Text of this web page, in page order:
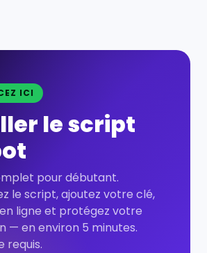
ICI
le script
pour débutant.
le script, ajoutez votre clé,
ligne et protégez votre
— en environ 5 minutes.
requis.